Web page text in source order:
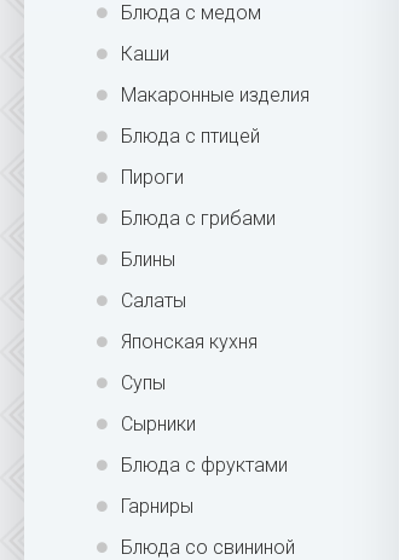
Блюда с медом
Каши
Макаронные изделия
Блюда с птицей
Пироги
Блюда с грибами
Блины
Салаты
Японская кухня
Супы
Сырники
Блюда с фруктами
Гарниры
Блюда со свининой